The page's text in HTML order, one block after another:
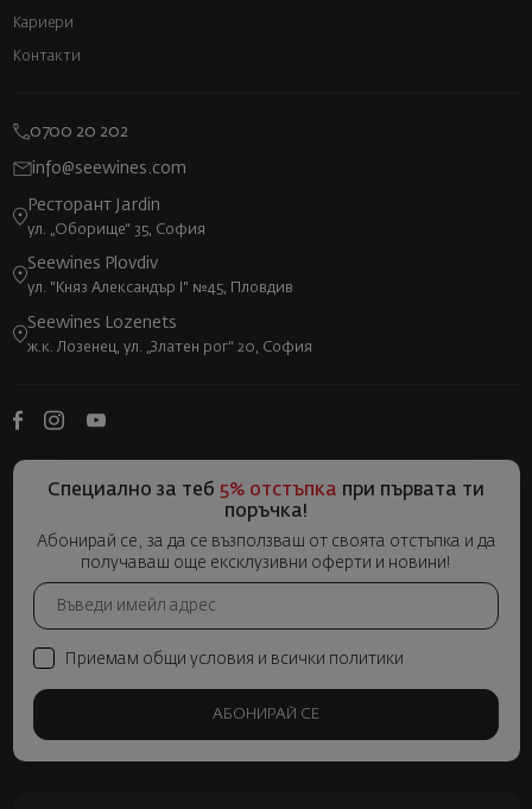
Кариери
Контакти
0700 20 202
info@seewines.com
Ресторант Jardin
ул. „Оборище“ 35, София
Seewines Plovdiv
ул. "Княз Александър I" №45, Пловдив
Seewines Lozenets
ж.к. Лозенец, ул. „Златен рог“ 20, София
Специално за теб 5% отстъпка при първата ти
поръчка!
Абонирай се, за да се възползваш от своята отстъпка и да
получаваш още ексклузивни оферти и новини!
Приемам общи условия и всички политики
АБОНИРАЙ СЕ